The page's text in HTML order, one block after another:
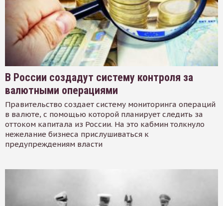
В России создадут систему контроля за
валютными операциями
Правительство создает систему мониторинга операций
в валюте, с помощью которой планирует следить за
оттоком капитала из России. На это кабмин толкнуло
нежелание бизнеса прислушиваться к
предупреждениям власти